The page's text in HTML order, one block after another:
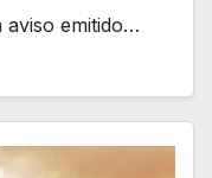
aviso emitido…